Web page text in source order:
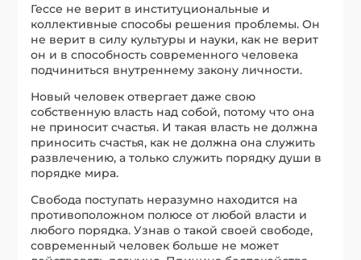
Гессе не верит в институциональные и
коллективные способы решения проблемы. Он
не верит в силу культуры и науки, как не верит
он и в способность современного человека
подчиниться внутреннему закону личности.
Новый человек отвергает даже свою
собственную власть над собой, потому что она
не приносит счастья. И такая власть не должна
приносить счастья, как не должна она служить
развлечению, а только служить порядку души в
порядке мира.
Свобода поступать неразумно находится на
противоположном полюсе от любой власти и
любого порядка. Узнав о такой своей свободе,
современный человек больше не может